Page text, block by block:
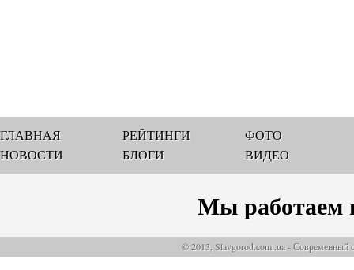
ГЛАВНАЯ
НОВОСТИ
РЕЙТИНГИ
БЛОГИ
ФОТО
ВИДЕО
Мы работаем
© 2013, Slavgorod.com..ua - Современный